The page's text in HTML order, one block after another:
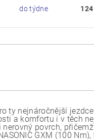
do týdne
ty nejnáročnější
a komfortu i v těch
povrch,
GXM (100